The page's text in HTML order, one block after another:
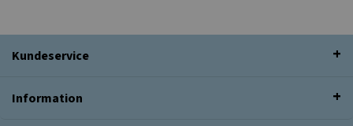
Kundeservice
Information